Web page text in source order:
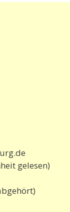
gelesen)